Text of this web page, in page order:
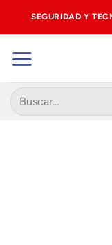
SEGURIDAD Y
Buscar
por: